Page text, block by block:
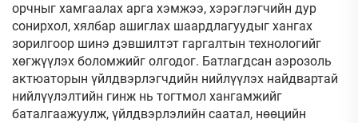
орчныг хамгаалах арга хэмжээ, хэрэглэгчийн дур
сонирхол, хялбар ашиглах шаардлагуудыг хангах
зорилгоор шинэ дэвшилтэт гаргалтын технологийг
хөгжүүлэх боломжийг олгодог. Батлагдсан аэрозоль
актюаторын үйлдвэрлэгчдийн нийлүүлэх найдвартай
нийлүүлэлтийн гинж нь тогтмол хангамжийг
баталгаажуулж, үйлдвэрлэлийн саатал, нөөцийн